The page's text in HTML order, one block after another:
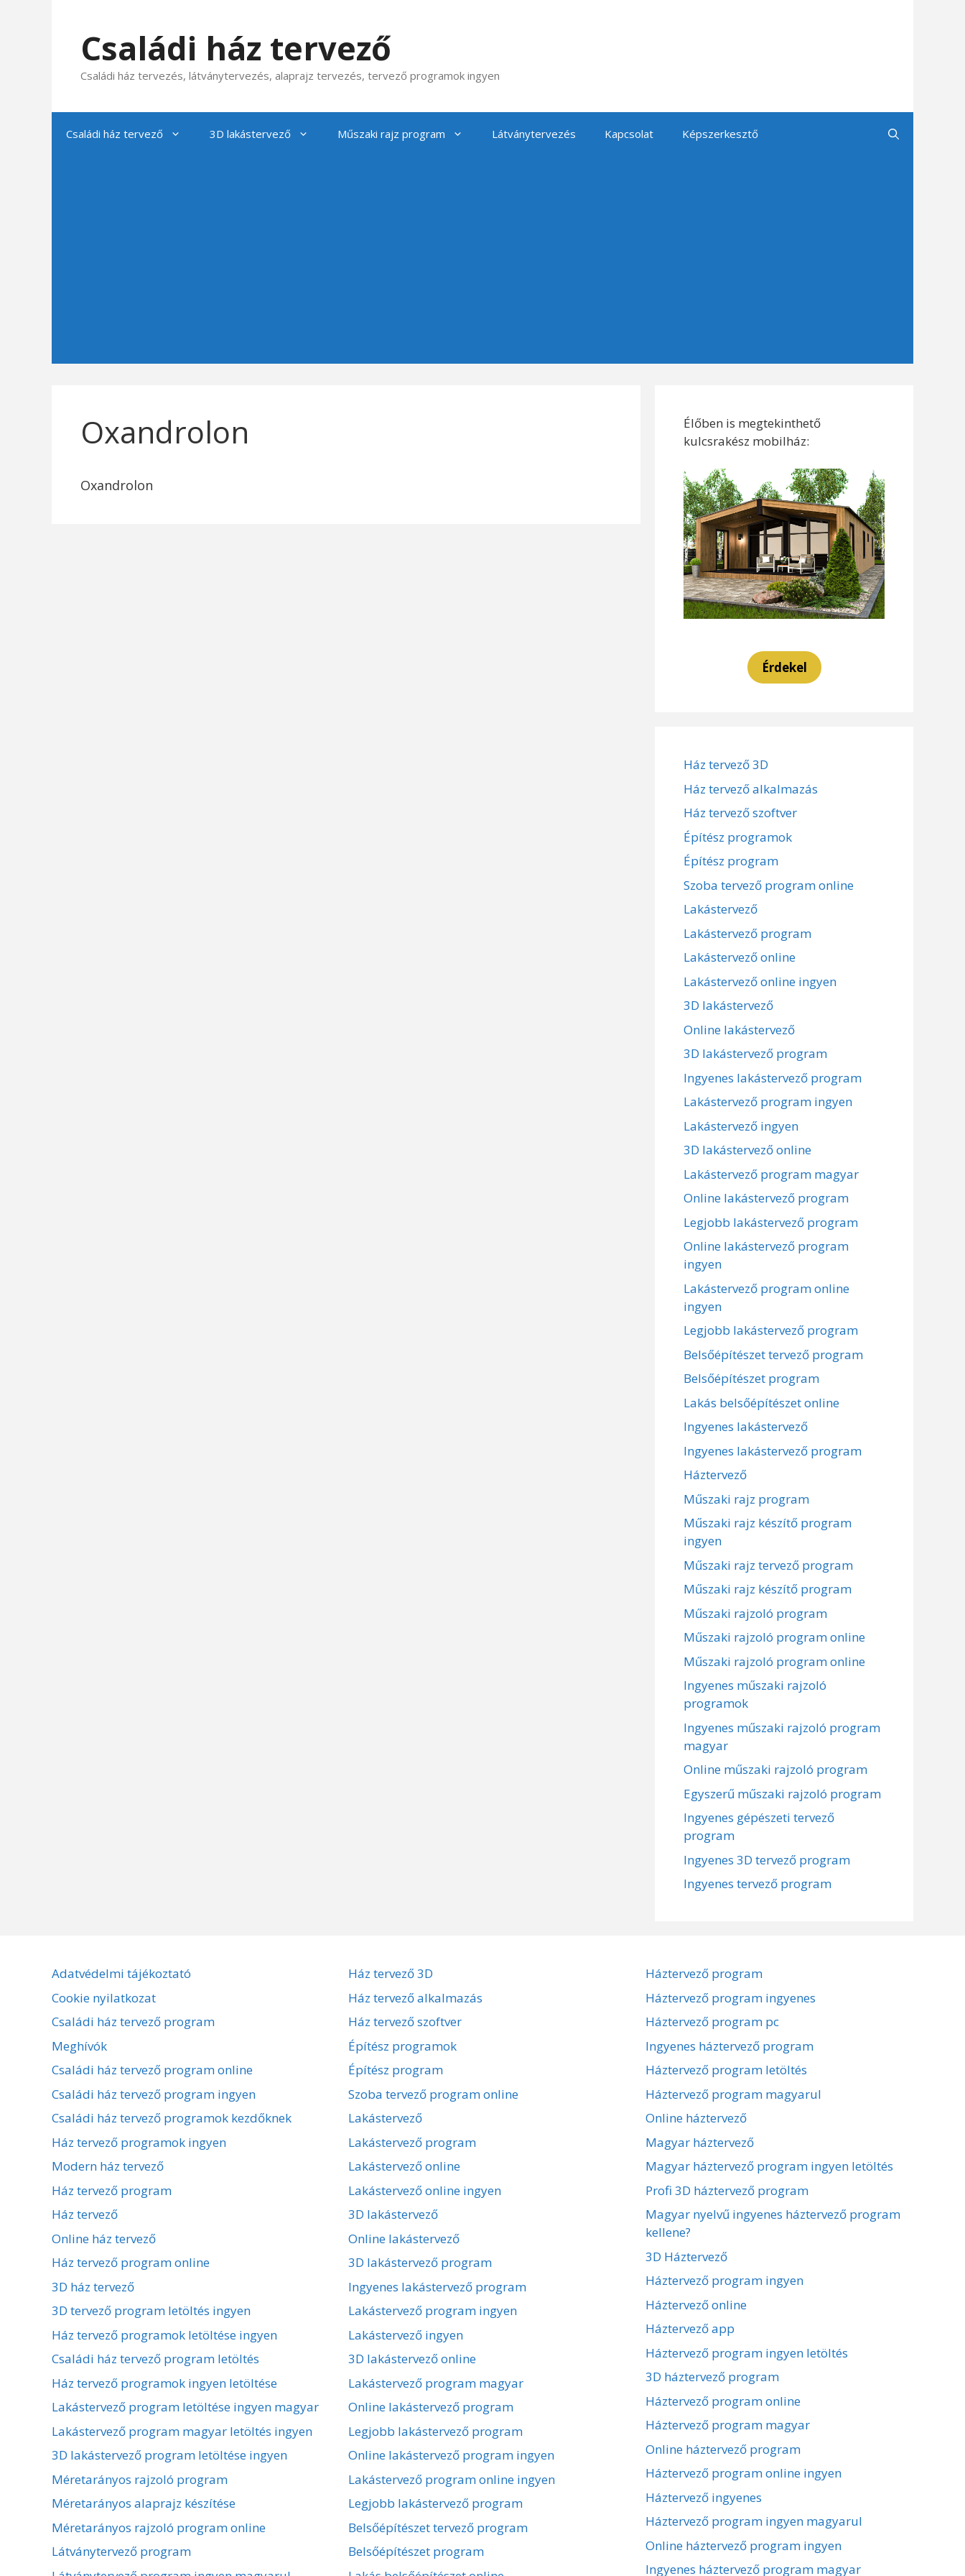
Családi ház tervező
Családi ház tervezés, látványtervezés, alaprajz tervezés, tervező programok ingyen
Családi ház tervező 3D lakástervező Műszaki rajz program Látványtervezés Kapcsolat Képszerkesztő
Oxandrolon
Oxandrolon
Élőben is megtekinthető
kulcsrakész mobilház:
Érdekel
Ház tervező 3D
Ház tervező alkalmazás
Ház tervező szoftver
Építész programok
Építész program
Szoba tervező program online
Lakástervező
Lakástervező program
Lakástervező online
Lakástervező online ingyen
3D lakástervező
Online lakástervező
3D lakástervező program
Ingyenes lakástervező program
Lakástervező program ingyen
Lakástervező ingyen
3D lakástervező online
Lakástervező program magyar
Online lakástervező program
Legjobb lakástervező program
Online lakástervező program
ingyen
Lakástervező program online
ingyen
Legjobb lakástervező program
Belsőépítészet tervező program
Belsőépítészet program
Lakás belsőépítészet online
Ingyenes lakástervező
Ingyenes lakástervező program
Háztervező
Műszaki rajz program
Műszaki rajz készítő program
ingyen
Műszaki rajz tervező program
Műszaki rajz készítő program
Műszaki rajzoló program
Műszaki rajzoló program online
Műszaki rajzoló program online
Ingyenes műszaki rajzoló
programok
Ingyenes műszaki rajzoló program
magyar
Online műszaki rajzoló program
Egyszerű műszaki rajzoló program
Ingyenes gépészeti tervező
program
Ingyenes 3D tervező program
Ingyenes tervező program
Adatvédelmi tájékoztató
Cookie nyilatkozat
Családi ház tervező program
Meghívók
Családi ház tervező program online
Családi ház tervező program ingyen
Családi ház tervező programok kezdőknek
Ház tervező programok ingyen
Modern ház tervező
Ház tervező program
Ház tervező
Online ház tervező
Ház tervező program online
3D ház tervező
3D tervező program letöltés ingyen
Ház tervező programok letöltése ingyen
Családi ház tervező program letöltés
Ház tervező programok ingyen letöltése
Lakástervező program letöltése ingyen magyar
Lakástervező program magyar letöltés ingyen
3D lakástervező program letöltése ingyen
Méretarányos rajzoló program
Méretarányos alaprajz készítése
Méretarányos rajzoló program online
Látványtervező program
Ház tervező 3D
Ház tervező alkalmazás
Ház tervező szoftver
Építész programok
Építész program
Szoba tervező program online
Lakástervező
Lakástervező program
Lakástervező online
Lakástervező online ingyen
3D lakástervező
Online lakástervező
3D lakástervező program
Ingyenes lakástervező program
Lakástervező program ingyen
Lakástervező ingyen
3D lakástervező online
Lakástervező program magyar
Online lakástervező program
Legjobb lakástervező program
Online lakástervező program ingyen
Lakástervező program online ingyen
Legjobb lakástervező program
Belsőépítészet tervező program
Belsőépítészet program
Háztervező program
Háztervező program ingyenes
Háztervező program pc
Ingyenes háztervező program
Háztervező program letöltés
Háztervező program magyarul
Online háztervező
Magyar háztervező
Magyar háztervező program ingyen letöltés
Profi 3D háztervező program
Magyar nyelvű ingyenes háztervező program
kellene?
3D Háztervező
Háztervező program ingyen
Háztervező online
Háztervező app
Háztervező program ingyen letöltés
3D háztervező program
Háztervező program online
Háztervező program magyar
Online háztervező program
Háztervező program online ingyen
Háztervező ingyenes
Háztervező program ingyen magyarul
Online háztervező program ingyen
Ingyenes háztervező program magyar